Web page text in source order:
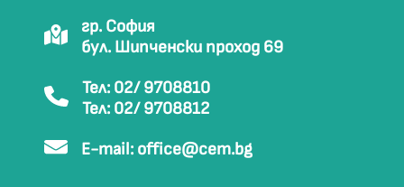
гр. София
бул. Шипченски проход 69
Тел: 02/ 9708810
Тел: 02/ 9708812
E-mail: office@cem.bg